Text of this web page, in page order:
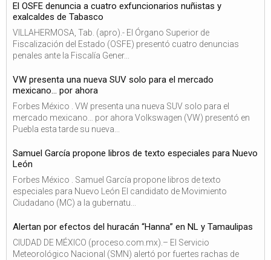
El OSFE denuncia a cuatro exfuncionarios nuñistas y
exalcaldes de Tabasco
VILLAHERMOSA, Tab. (apro).- El Órgano Superior de
Fiscalización del Estado (OSFE) presentó cuatro denuncias
penales ante la Fiscalía Gener...
VW presenta una nueva SUV solo para el mercado
mexicano… por ahora
Forbes México . VW presenta una nueva SUV solo para el
mercado mexicano… por ahora Volkswagen (VW) presentó en
Puebla esta tarde su nueva...
Samuel García propone libros de texto especiales para Nuevo
León
Forbes México . Samuel García propone libros de texto
especiales para Nuevo León El candidato de Movimiento
Ciudadano (MC) a la gubernatu...
Alertan por efectos del huracán “Hanna” en NL y Tamaulipas
CIUDAD DE MÉXICO (proceso.com.mx).– El Servicio
Meteorológico Nacional (SMN) alertó por fuertes rachas de